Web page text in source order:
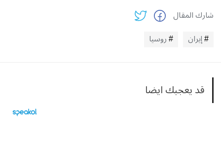
شارك المقال
إيران
روسيا
قد يعجبك ايضا